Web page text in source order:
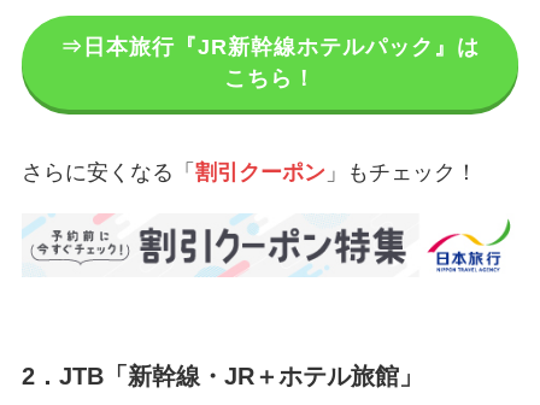
⇒日本旅行『JR新幹線ホテルパック』は
こちら！
さらに安くなる「 割引クーポン 」もチェック！
2．JTB「新幹線・JR＋ホテル旅館」